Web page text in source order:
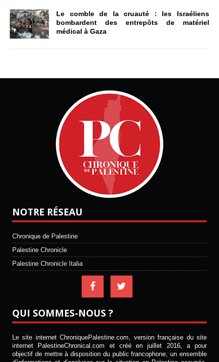
Le comble de la cruauté : les Israéliens
bombardent des entrepôts de matériel
médical à Gaza
NOTRE RÉSEAU
Chronique de Palestine
Palestine Chronicle
Palestine Chronicle Italia
QUI SOMMES-NOUS ?
Le site internet ChroniquePalestine.com, version française du site
internet PalestineChronical.com et créé en juillet 2016, a pour
objectif de mettre à disposition du public francophone, un ensemble